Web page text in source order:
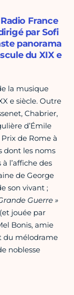
France
par Sofi
panorama
du XIX e
la musique
e siècle. Outre
Chabrier,
d’Émile
de Rome à
dont les noms
l’affiche des
de George
son vivant ;
Guerre »
jouée par
Bonis, amie
du mélodrame
noblesse